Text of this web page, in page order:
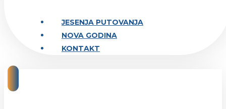
JESENJA PUTOVANJA
NOVA GODINA
KONTAKT